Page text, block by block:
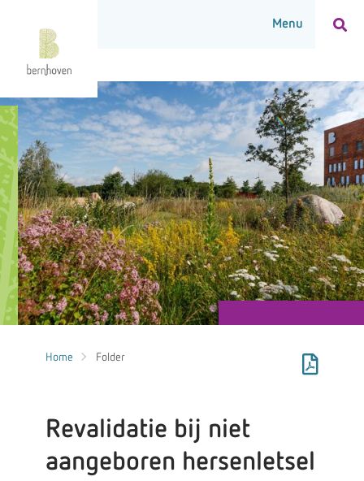
Home Folder
Revalidatie bij niet
aangeboren hersenletsel